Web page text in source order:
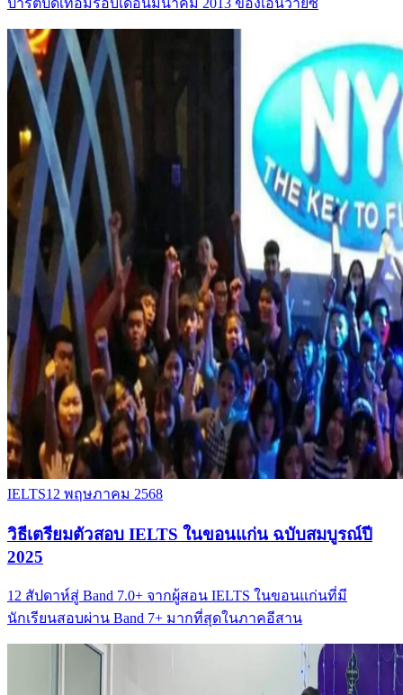
IELTS12 พฤษภาคม 2568
วิธีเตรียมตัวสอบ IELTS ในขอนแก่น ฉบับสมบูรณ์ปี
2025
12 สัปดาห์สู่ Band 7.0+ จากผู้สอน IELTS ในขอนแก่นที่มี
นักเรียนสอบผ่าน Band 7+ มากที่สุดในภาคอีสาน